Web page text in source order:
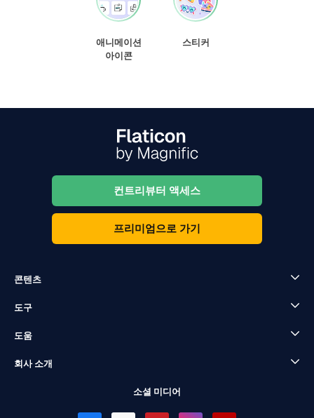
애니메이션
아이콘
스티커
컨트리뷰터 액세스
프리미엄으로 가기
콘텐츠
도구
도움
회사 소개
소셜 미디어